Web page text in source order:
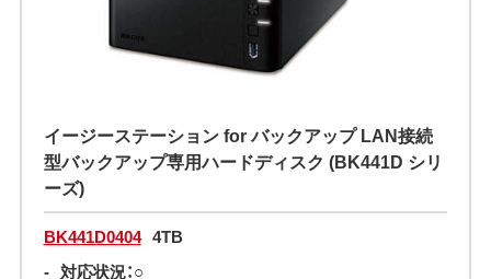
イージーステーション for バックアップ LAN接続
型バックアップ専用ハードディスク (BK441D シリ
ーズ)
BK441D0404 4TB
- 対応状況：○